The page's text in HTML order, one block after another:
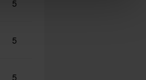
5
5
5